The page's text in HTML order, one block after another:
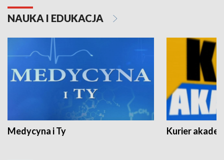
NAUKA I EDUKACJA
Medycyna i Ty Kurier